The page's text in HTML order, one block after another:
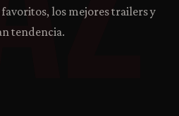
los mejores trailers y
tendencia.